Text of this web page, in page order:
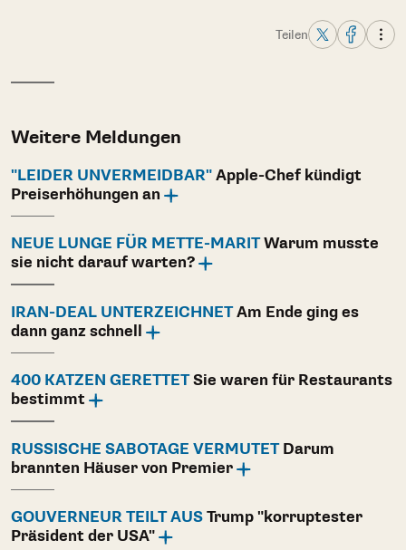
Teilen
Weitere Meldungen
"LEIDER UNVERMEIDBAR" Apple-Chef kündigt
Preiserhöhungen an
NEUE LUNGE FÜR METTE-MARITWarum musste
sie nicht darauf warten?
IRAN-DEAL UNTERZEICHNETAm Ende ging es
dann ganz schnell
400 KATZEN GERETTETSie waren für Restaurants
bestimmt
RUSSISCHE SABOTAGE VERMUTETDarum
brannten Häuser von Premier
GOUVERNEUR TEILT AUS Trump "korruptester
Präsident der USA"